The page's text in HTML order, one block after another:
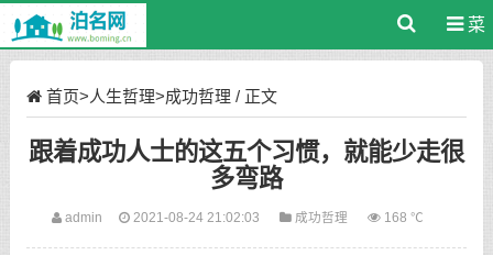
菜
首页>人生哲理>成功哲理 / 正文
跟着成功人士的这五个习惯，就能少走很
多弯路
admin 2021-08-24 21:02:03 成功哲理 168 ℃